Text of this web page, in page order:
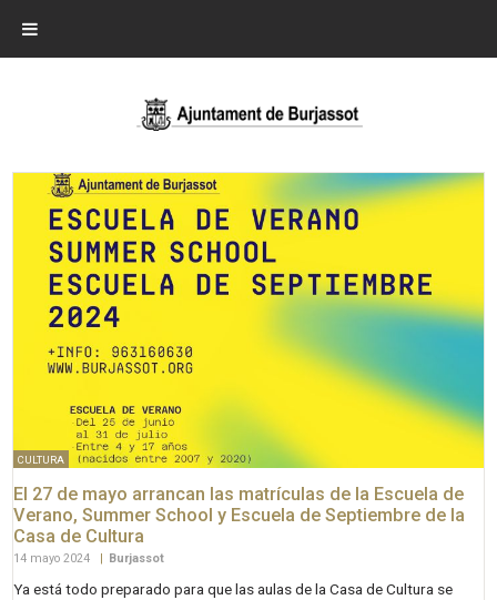
CULTURA
El 27 de mayo arrancan las matrículas de la Escuela de
Verano, Summer School y Escuela de Septiembre de la
Casa de Cultura
14 mayo 2024 Burjassot
Ya está todo preparado para que las aulas de la Casa de Cultura se